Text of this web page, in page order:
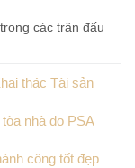
các trận đấu
thác Tài sản
nhà do PSA
công tốt đẹp